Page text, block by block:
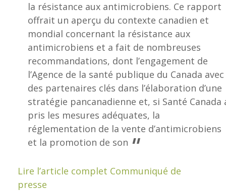
la résistance aux antimicrobiens. Ce rapport
offrait un aperçu du contexte canadien et
mondial concernant la résistance aux
antimicrobiens et a fait de nombreuses
recommandations, dont l’engagement de
l’Agence de la santé publique du Canada avec
des partenaires clés dans l’élaboration d’une
stratégie pancanadienne et, si Santé Canada
pris les mesures adéquates, la
réglementation de la vente d’antimicrobiens
et la promotion de son
Lire l’article complet Communiqué de
presse